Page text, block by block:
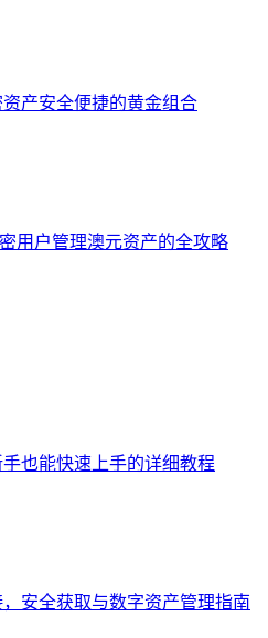
产安全便捷的黄金组合
用户管理澳元资产的全攻略
也能快速上手的详细教程
安全获取与数字资产管理指南